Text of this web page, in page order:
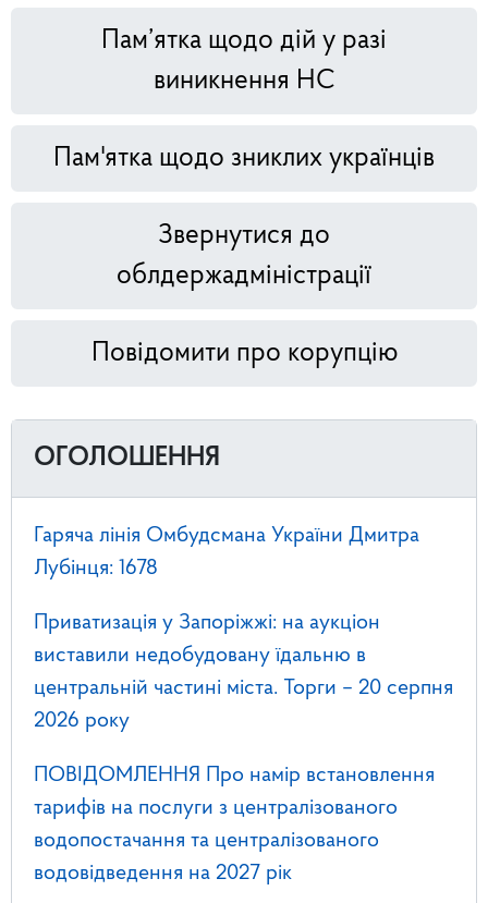
Пам’ятка щодо дій у разі
виникнення НС
Пам'ятка щодо зниклих українців
Звернутися до
облдержадміністрації
Повідомити про корупцію
ОГОЛОШЕННЯ
Гаряча лінія Омбудсмана України Дмитра
Лубінця: 1678
Приватизація у Запоріжжі: на аукціон
виставили недобудовану їдальню в
центральній частині міста. Торги – 20 серпня
2026 року
ПОВІДОМЛЕННЯ Про намір встановлення
тарифів на послуги з централізованого
водопостачання та централізованого
водовідведення на 2027 рік